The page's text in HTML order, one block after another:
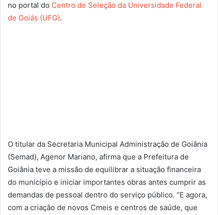
no portal do Centro de Seleção da Universidade Federal
de Goiás (UFG).
O titular da Secretaria Municipal Administração de Goiânia
(Semad), Agenor Mariano, afirma que a Prefeitura de
Goiânia teve a missão de equilibrar a situação financeira
do município e iniciar importantes obras antes cumprir as
demandas de pessoal dentro do serviço público. “E agora,
com a criação de novos Cmeis e centros de saúde, que